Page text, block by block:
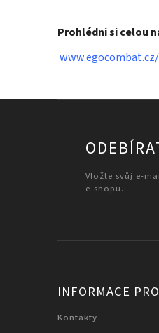
Prohlédni si celou
Vložte svůj e-
e-shopu.
INFORMACE
Kontakty